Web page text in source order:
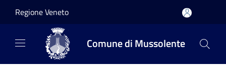
Regione Veneto
Comune di Mussolente